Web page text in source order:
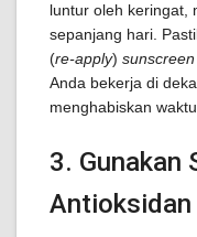
luntur oleh keringat,
sepanjang hari.
(re-apply) sunscreen
Anda bekerja di
menghabiskan
3. Gunakan
Antioksidan